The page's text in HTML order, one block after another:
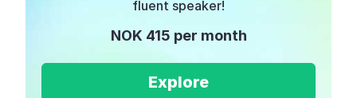
fluent speaker!
NOK 415 per month
Explore